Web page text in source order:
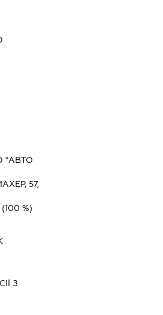
"АВТО
57,
(100 %)
З